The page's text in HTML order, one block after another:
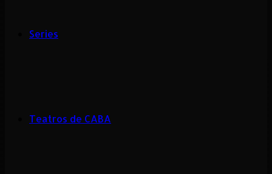
Series
Teatros de CABA